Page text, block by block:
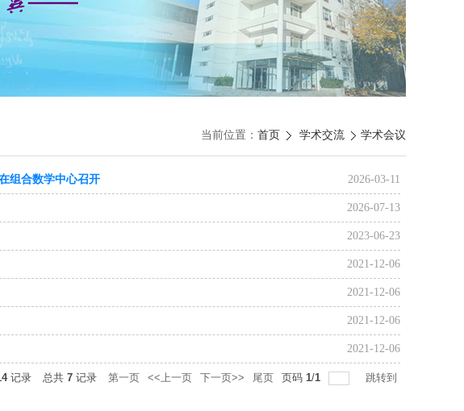
当前位置： 首页 学术交流 学术会议
组合数学中心召开 2026-03-11
2026-07-13
2023-06-23
2021-12-06
2021-12-06
2021-12-06
2021-12-06
记录 总共 7 记录 第一页 <<上一页 下一页>> 尾页 页码 1/1 跳转到